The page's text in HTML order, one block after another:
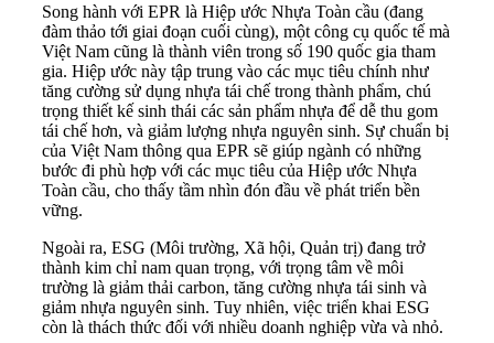
Song hành với EPR là Hiệp ước Nhựa Toàn cầu (đang
đàm thảo tới giai đoạn cuối cùng), một công cụ quốc tế mà
Việt Nam cũng là thành viên trong số 190 quốc gia tham
gia. Hiệp ước này tập trung vào các mục tiêu chính như
tăng cường sử dụng nhựa tái chế trong thành phẩm, chú
trọng thiết kế sinh thái các sản phẩm nhựa để dễ thu gom
tái chế hơn, và giảm lượng nhựa nguyên sinh. Sự chuẩn bị
của Việt Nam thông qua EPR sẽ giúp ngành có những
bước đi phù hợp với các mục tiêu của Hiệp ước Nhựa
Toàn cầu, cho thấy tầm nhìn đón đầu về phát triển bền
vững.
Ngoài ra, ESG (Môi trường, Xã hội, Quản trị) đang trở
thành kim chỉ nam quan trọng, với trọng tâm về môi
trường là giảm thải carbon, tăng cường nhựa tái sinh và
giảm nhựa nguyên sinh. Tuy nhiên, việc triển khai ESG
còn là thách thức đối với nhiều doanh nghiệp vừa và nhỏ.